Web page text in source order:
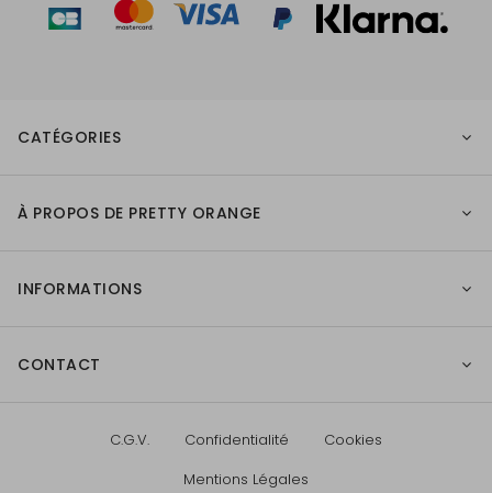
CATÉGORIES
À PROPOS DE PRETTY ORANGE
INFORMATIONS
CONTACT
C.G.V. Confidentialité
Cookies
Mentions Légales